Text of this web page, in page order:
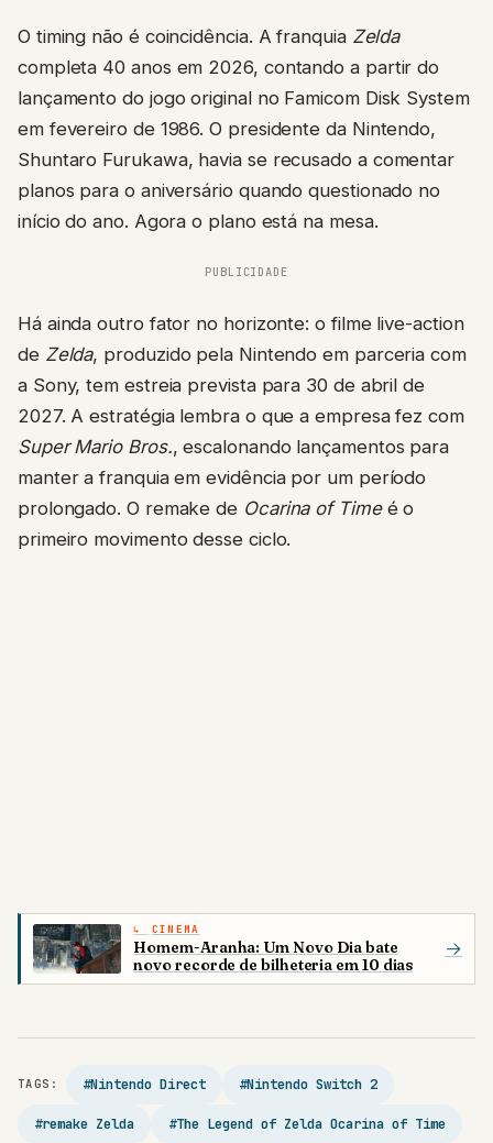
O timing não é coincidência. A franquia Zelda
completa 40 anos em 2026, contando a partir do
lançamento do jogo original no Famicom Disk System
em fevereiro de 1986. O presidente da Nintendo,
Shuntaro Furukawa, havia se recusado a comentar
planos para o aniversário quando questionado no
início do ano. Agora o plano está na mesa.
PUBLICIDADE
Há ainda outro fator no horizonte: o filme live-action
de Zelda, produzido pela Nintendo em parceria com
a Sony, tem estreia prevista para 30 de abril de
2027. A estratégia lembra o que a empresa fez com
Super Mario Bros., escalonando lançamentos para
manter a franquia em evidência por um período
prolongado. O remake de Ocarina of Timeé o
primeiro movimento desse ciclo.
CINEMA
Homem-Aranha: Um Novo Dia bate
novo recorde de bilheteria em 10 dias
→
TAGS: #Nintendo Direct #Nintendo Switch 2
#remake Zelda #The Legend of Zelda Ocarina of Time